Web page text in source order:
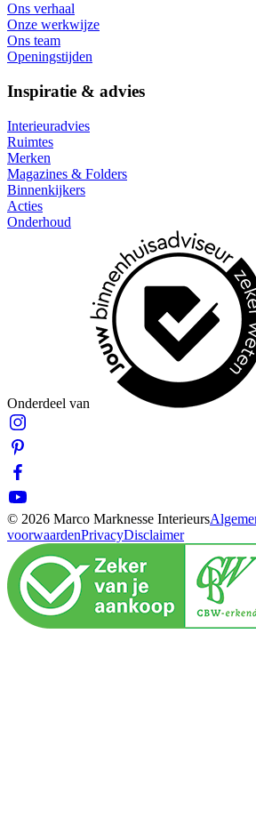
Ons verhaal
Onze werkwijze
Ons team
Openingstijden
Inspiratie & advies
Interieuradvies
Ruimtes
Merken
Magazines & Folders
Binnenkijkers
Acties
Onderhoud
Onderdeel van
© 2026 Marco Marknesse Interieurs
voorwaardenPrivacyDisclaimer